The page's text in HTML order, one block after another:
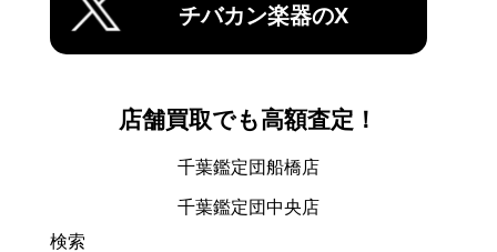
チバカン楽器のX
店舗買取でも高額査定！
千葉鑑定団船橋店
千葉鑑定団中央店
検索